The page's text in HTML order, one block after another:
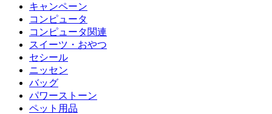
キャンペーン
コンピュータ
コンピュータ関連
スイーツ・おやつ
セシール
ニッセン
バッグ
パワーストーン
ペット用品